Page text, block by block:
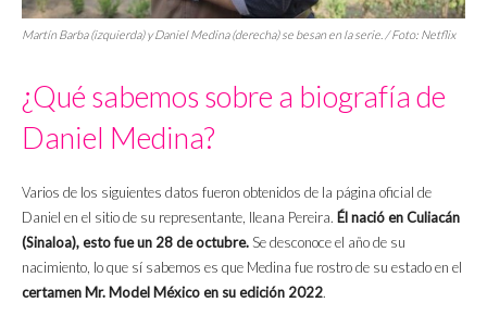
Martín Barba (izquierda) y Daniel Medina (derecha) se besan en la serie. / Foto: Netflix
¿Qué sabemos sobre a biografía de
Daniel Medina?
Varios de los siguientes datos fueron obtenidos de la página oficial de
Daniel en el sitio de su representante, Ileana Pereira. Él nació en Culiacán
(Sinaloa), esto fue un 28 de octubre. Se desconoce el año de su
nacimiento, lo que sí sabemos es que Medina fue rostro de su estado en el
certamen Mr. Model México en su edición 2022.